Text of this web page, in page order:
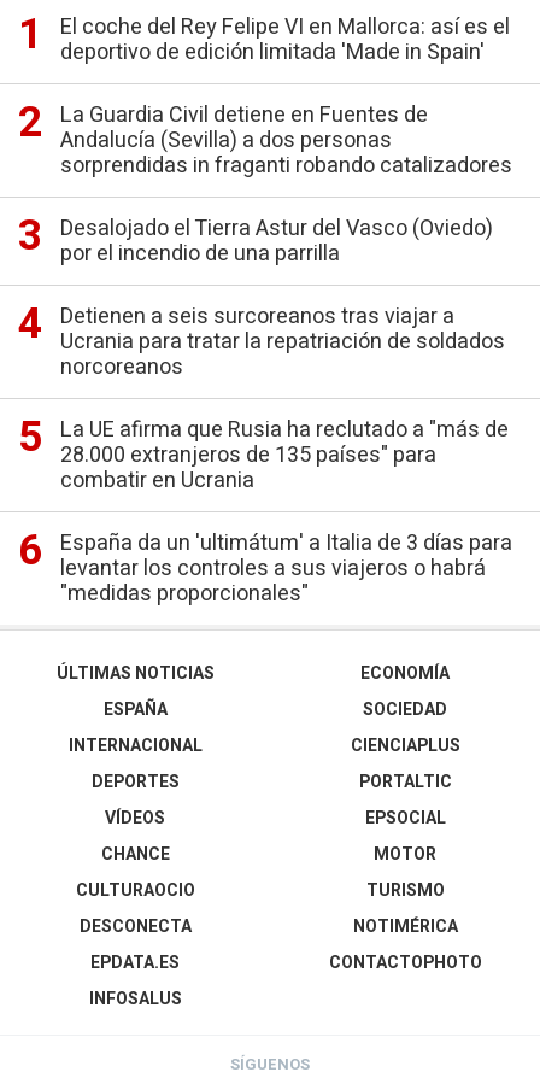
El coche del Rey Felipe VI en Mallorca: así es el
deportivo de edición limitada 'Made in Spain'
La Guardia Civil detiene en Fuentes de
Andalucía (Sevilla) a dos personas
sorprendidas in fraganti robando catalizadores
Desalojado el Tierra Astur del Vasco (Oviedo)
por el incendio de una parrilla
Detienen a seis surcoreanos tras viajar a
Ucrania para tratar la repatriación de soldados
norcoreanos
La UE afirma que Rusia ha reclutado a "más de
28.000 extranjeros de 135 países" para
combatir en Ucrania
España da un 'ultimátum' a Italia de 3 días para
levantar los controles a sus viajeros o habrá
"medidas proporcionales"
ÚLTIMAS NOTICIAS
ESPAÑA
INTERNACIONAL
DEPORTES
VÍDEOS
ECONOMÍA
SOCIEDAD
CIENCIAPLUS
PORTALTIC
EPSOCIAL
CHANCE
CULTURAOCIO
DESCONECTA
EPDATA.ES
INFOSALUS
MOTOR
TURISMO
NOTIMÉRICA
CONTACTOPHOTO
SÍGUENOS